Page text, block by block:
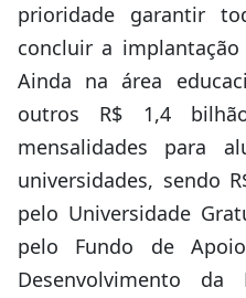
prioridade garantir
concluir a
Ainda na área
outros R$ 1,4
mensalidades para
universidades, sendo
pelo Universidade
pelo Fundo de
Desenvolvimento da